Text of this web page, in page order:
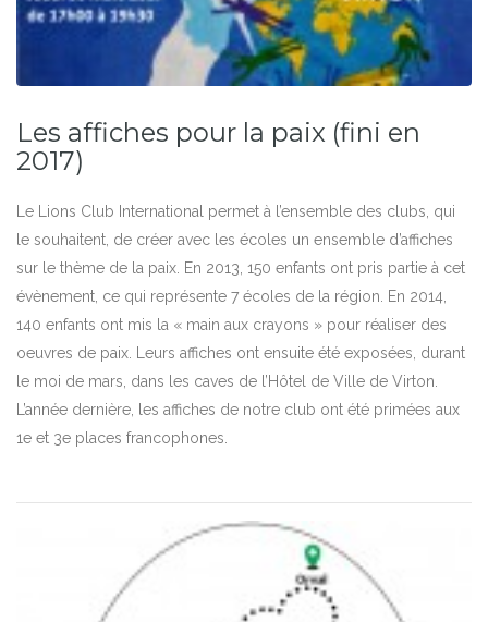
Les affiches pour la paix (fini en
2017)
Le Lions Club International permet à l’ensemble des clubs, qui
le souhaitent, de créer avec les écoles un ensemble d’affiches
sur le thème de la paix. En 2013, 150 enfants ont pris partie à cet
évènement, ce qui représente 7 écoles de la région. En 2014,
140 enfants ont mis la « main aux crayons » pour réaliser des
oeuvres de paix. Leurs affiches ont ensuite été exposées, durant
le moi de mars, dans les caves de l’Hôtel de Ville de Virton.
L’année dernière, les affiches de notre club ont été primées aux
1e et 3e places francophones.